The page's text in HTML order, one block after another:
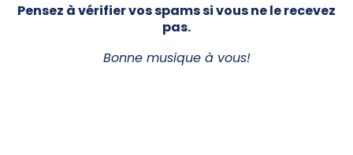
Pensez à vérifier vos spams si vous ne le recevez
pas.
Bonne musique à vous!